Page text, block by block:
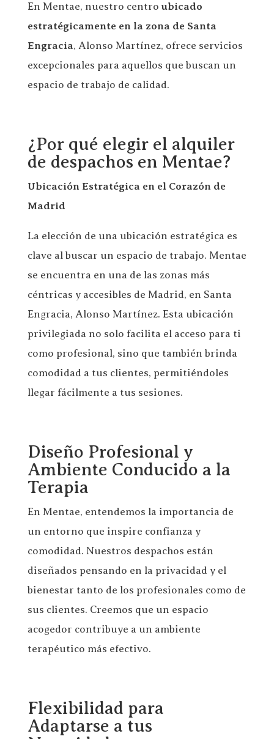
En Mentae, nuestro centro ubicado
estratégicamente en la zona de Santa
Engracia, Alonso Martínez, ofrece servicios
excepcionales para aquellos que buscan un
espacio de trabajo de calidad.
¿Por qué elegir el alquiler
de despachos en Mentae?
Ubicación Estratégica en el Corazón de
Madrid
La elección de una ubicación estratégica es
clave al buscar un espacio de trabajo. Mentae
se encuentra en una de las zonas más
céntricas y accesibles de Madrid, en Santa
Engracia, Alonso Martínez. Esta ubicación
privilegiada no solo facilita el acceso para ti
como profesional, sino que también brinda
comodidad a tus clientes, permitiéndoles
llegar fácilmente a tus sesiones.
Diseño Profesional y
Ambiente Conducido a la
Terapia
En Mentae, entendemos la importancia de
un entorno que inspire confianza y
comodidad. Nuestros despachos están
diseñados pensando en la privacidad y el
bienestar tanto de los profesionales como de
sus clientes. Creemos que un espacio
acogedor contribuye a un ambiente
terapéutico más efectivo.
Flexibilidad para
Adaptarse a tus